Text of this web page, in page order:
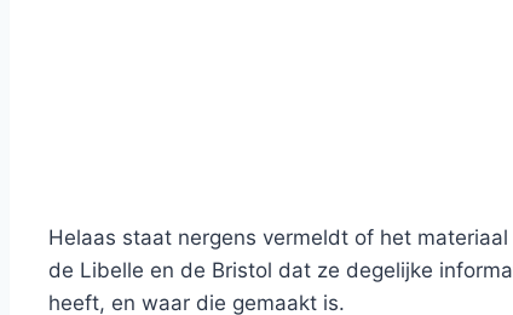
Helaas staat nergens vermeldt of het
de Libelle en de Bristol dat ze degelijke
heeft, en waar die gemaakt is.